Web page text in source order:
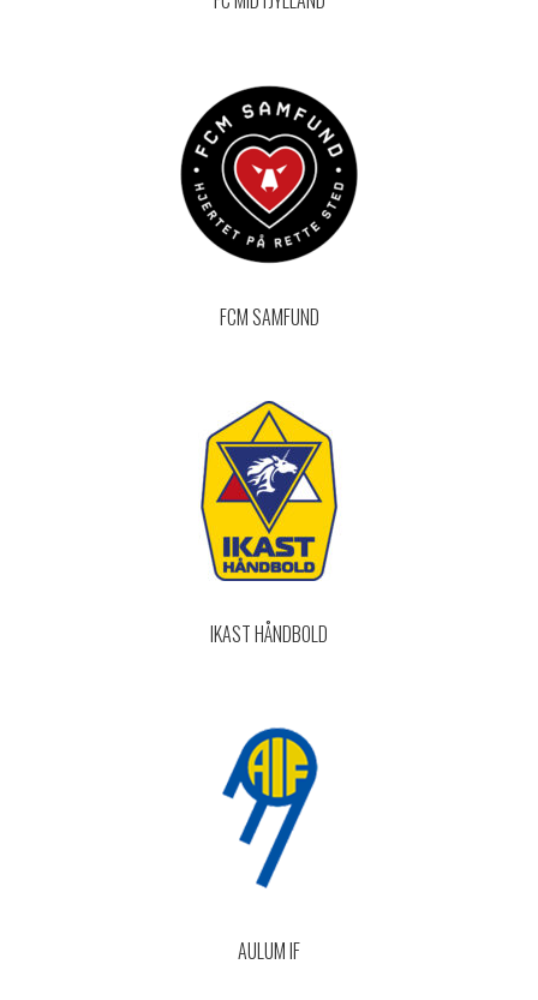
FCM SAMFUND
IKAST HÅNDBOLD
AULUM IF